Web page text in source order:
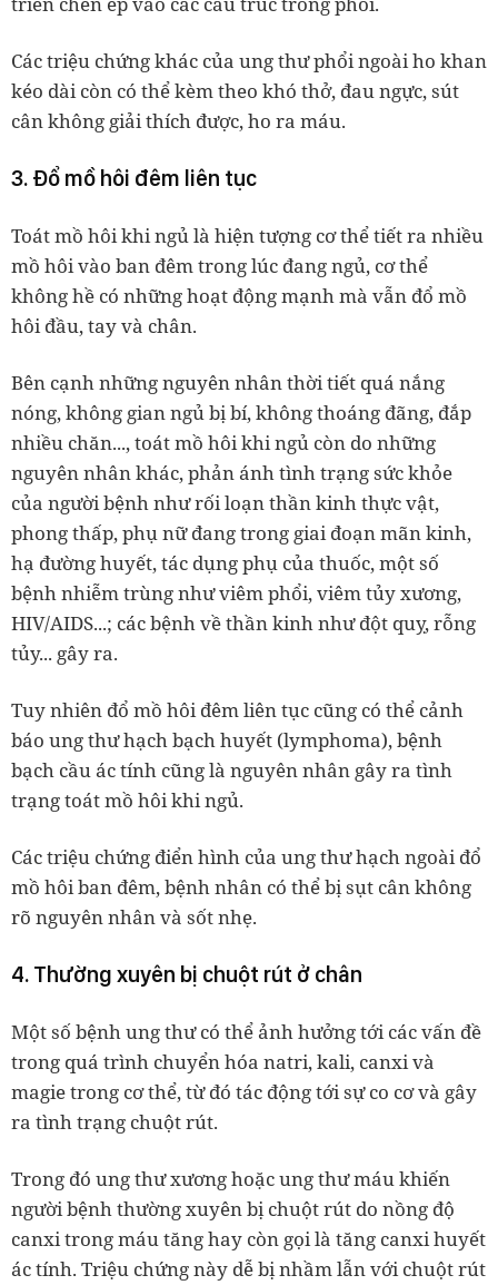
Các triệu chứng khác của ung thư phổi ngoài ho khan
kéo dài còn có thể kèm theo khó thở, đau ngực, sút
cân không giải thích được, ho ra máu.
3. Đổ mồ hôi đêm liên tục
Toát mồ hôi khi ngủ là hiện tượng cơ thể tiết ra nhiều
mồ hôi vào ban đêm trong lúc đang ngủ, cơ thể
không hề có những hoạt động mạnh mà vẫn đổ mồ
hôi đầu, tay và chân.
Bên cạnh những nguyên nhân thời tiết quá nắng
nóng, không gian ngủ bị bí, không thoáng đãng, đắp
nhiều chăn..., toát mồ hôi khi ngủ còn do những
nguyên nhân khác, phản ánh tình trạng sức khỏe
của người bệnh như rối loạn thần kinh thực vật,
phong thấp, phụ nữ đang trong giai đoạn mãn kinh,
hạ đường huyết, tác dụng phụ của thuốc, một số
bệnh nhiễm trùng như viêm phổi, viêm tủy xương,
HIV/AIDS...; các bệnh về thần kinh như đột quỵ, rỗng
tủy... gây ra.
Tuy nhiên đổ mồ hôi đêm liên tục cũng có thể cảnh
báo ung thư hạch bạch huyết (lymphoma), bệnh
bạch cầu ác tính cũng là nguyên nhân gây ra tình
trạng toát mồ hôi khi ngủ.
Các triệu chứng điển hình của ung thư hạch ngoài đổ
mồ hôi ban đêm, bệnh nhân có thể bị sụt cân không
rõ nguyên nhân và sốt nhẹ.
4. Thường xuyên bị chuột rút ở chân
Một số bệnh ung thư có thể ảnh hưởng tới các vấn đề
trong quá trình chuyển hóa natri, kali, canxi và
magie trong cơ thể, từ đó tác động tới sự co cơ và gây
ra tình trạng chuột rút.
Trong đó ung thư xương hoặc ung thư máu khiến
người bệnh thường xuyên bị chuột rút do nồng độ
canxi trong máu tăng hay còn gọi là tăng canxi huyết
ác tính. Triệu chứng này dễ bị nhầm lẫn với chuột rút